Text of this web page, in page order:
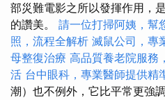
部災難電影之所以發揮作用，
的讚美。 請一位打掃阿姨，幫
照，流程全解析 滅鼠公司，專
母整復治療 高品質養老院服務
活 台中眼科，專業醫師提供精
潮）也不例外，它比平常更強